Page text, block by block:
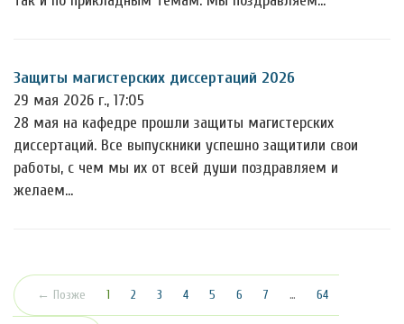
Защиты магистерских диссертаций 2026
29 мая 2026 г., 17:05
28 мая на кафедре прошли защиты магистерских
диссертаций. Все выпускники успешно защитили свои
работы, с чем мы их от всей души поздравляем и
желаем…
← Позже 1 (текущая)
2 3 4 5 6 7 … 64